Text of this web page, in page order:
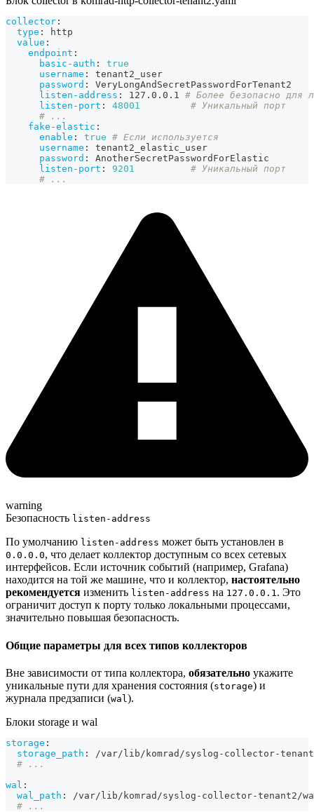
collector :
type :
http
value :
endpoint :
basic-auth :
true
username :
tenant2_user
password :
VeryLongAndSecretPasswordForTenant2
listen-address : 127.0.0.1 # Более безопасно для
listen-port : 48001
# Уникальный порт
# ...
fake-elastic :
enable : true # Если используется
username :
tenant2_elastic_user
password :
AnotherSecretPasswordForElastic
listen-port : 9201
# Уникальный порт
# ...
warning
Безопасность listen-address
По умолчанию listen-address может быть установлен в
0.0.0.0, что делает коллектор доступным со всех сетевых
интерфейсов. Если источник событий (например, Grafana)
находится на той же машине, что и коллектор, настоятельно
рекомендуется изменить listen-address на 127.0.0.1. Это
ограничит доступ к порту только локальными процессами,
значительно повышая безопасность.
Общие параметры для всех типов коллекторов
Вне зависимости от типа коллектора, обязательно укажите
уникальные пути для хранения состояния (storage) и
журнала предзаписи (wal ).
Блоки storage и wal
storage :
storage_path : /var/lib/komrad/syslog - collector-
# ...
wal :
wal_path : /var/lib/komrad/syslog - collector-tenant2/
# ...